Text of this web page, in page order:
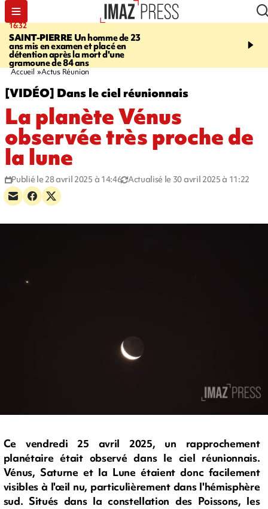
16:32
SAINT-PIERREUn homme de 23
ans mis en examen et placé en
détention après la mort d'une
gramoune de 84 ans
21:08
et Turquie scellent un
Accueil Actus Réunion
[VIDÉO] Dans le ciel réunionnais
La planète Vénus
observée très proche de
la lune
Publié le 28 avril 2025 à 14:46 Actualisé le 30 avril 2025 à 11:22
Ce vendredi 25 avril 2025, un rapprochement
planétaire était observé dans le ciel réunionnais.
Vénus, Saturne et la Lune étaient donc facilement
visibles à l'œil nu, particulièrement dans l'hémisphère
sud. Situés dans la constellation des Poissons, les